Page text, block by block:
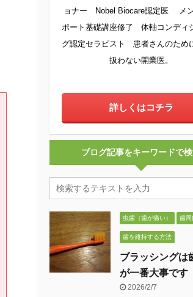
ョナー Nobel Biocare認定医 メ
ポート基礎講座修了 体軸コンディ
グ認定セラピスト 患者さんのため
扱わない開業医。
詳しくはコチラ
ブログ記事をキーワードで
虫歯（歯が痛い） 歯周
歯を維持する方法
ブラッシングは
が一番大事です
2026/2/7